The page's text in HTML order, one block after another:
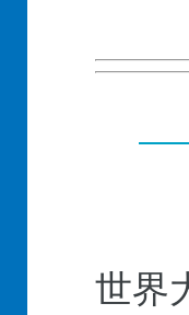
世界